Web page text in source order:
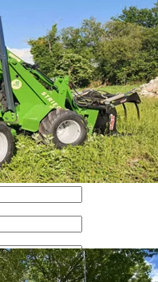
collectées par ce formulaire,
.